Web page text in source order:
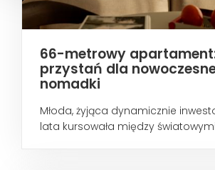
66-metrowy
przystań dla
nomadki
Młoda, żyjąca dynamicznie
lata kursowała między światowymi